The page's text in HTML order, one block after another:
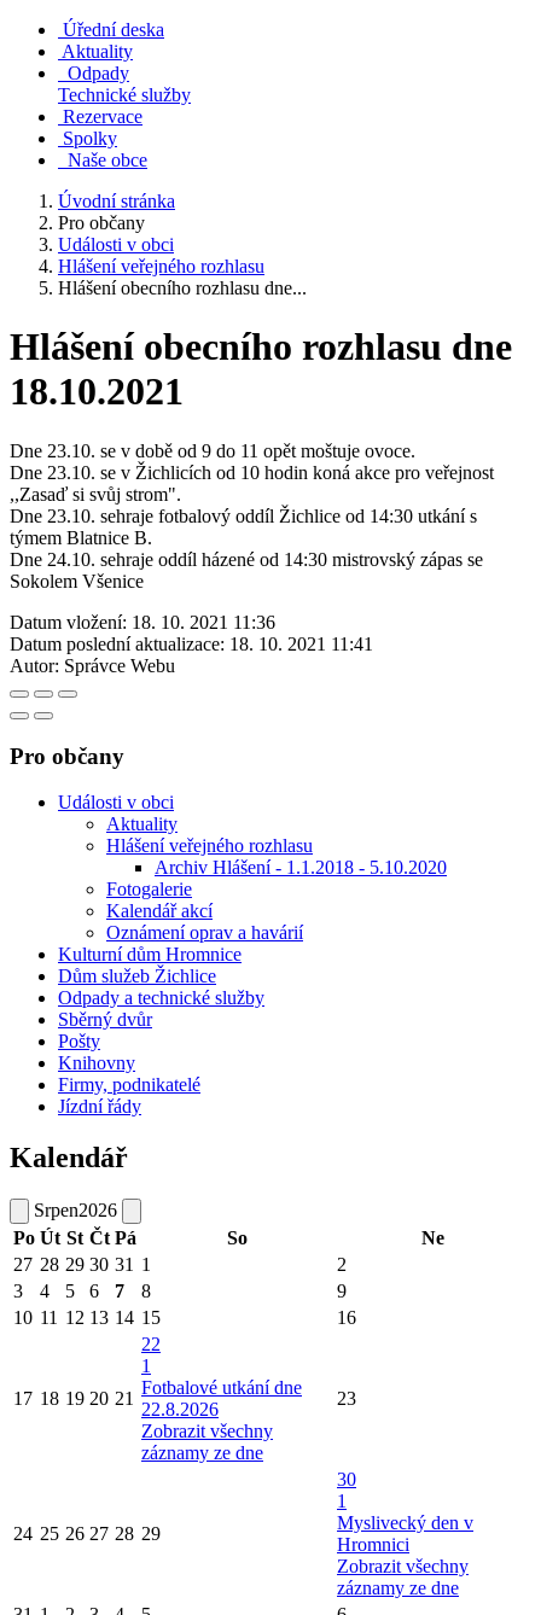
Úřední deska
Aktuality
Odpady
Technické služby
Rezervace
Spolky
Naše obce
Úvodní stránka
Pro občany
Události v obci
Hlášení veřejného rozhlasu
Hlášení obecního rozhlasu dne...
Hlášení obecního rozhlasu dne
18.10.2021
Dne 23.10. se v době od 9 do 11 opět moštuje ovoce.
Dne 23.10. se v Žichlicích od 10 hodin koná akce pro veřejnost
,,Zasaď si svůj strom".
Dne 23.10. sehraje fotbalový oddíl Žichlice od 14:30 utkání s
týmem Blatnice B.
Dne 24.10. sehraje oddíl házené od 14:30 mistrovský zápas se
Sokolem Všenice
Datum vložení: 18. 10. 2021 11:36
Datum poslední aktualizace: 18. 10. 2021 11:41
Autor: Správce Webu
Pro občany
Události v obci
Aktuality
Hlášení veřejného rozhlasu
Archiv Hlášení - 1.1.2018 - 5.10.2020
Fotogalerie
Kalendář akcí
Oznámení oprav a havárií
Kulturní dům Hromnice
Dům služeb Žichlice
Odpady a technické služby
Sběrný dvůr
Pošty
Knihovny
Firmy, podnikatelé
Jízdní řády
Kalendář
Srpen2026
Po Út St Čt Pá So
Ne
27 28 29 30 31 1
2
3
4 5 6 7 8
9
10 11 12 13 14 15 16
17 18 19 20 21
22
1
Fotbalové utkání dne
22.8.2026
Zobrazit všechny
záznamy ze dne
23
24 25 26 27 28 29
30
1
Myslivecký den v
Hromnici
Zobrazit všechny
záznamy ze dne